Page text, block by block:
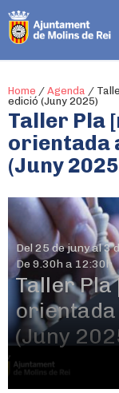
Home / Agenda /
edició (Juny 2025)
Taller Pla
orientada
(Juny
Del 25 de juny al 3
De 9.30h a 12:30h
Taller
(Juny